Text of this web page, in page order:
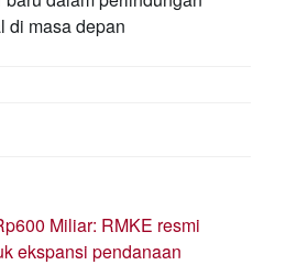
di masa depan
Miliar: RMKE resmi
ekspansi pendanaan